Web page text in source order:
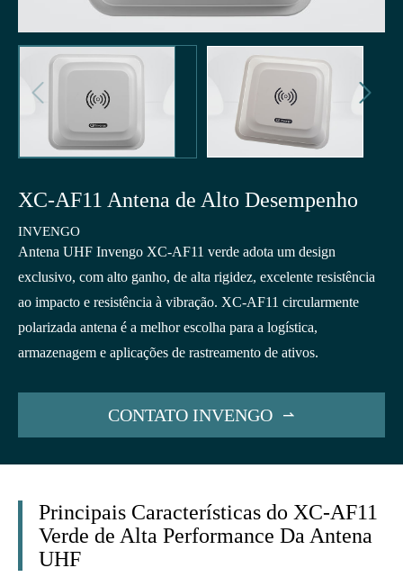
 
XC-AF11 Antena de Alto Desempenho
INVENGO
Antena UHF Invengo XC-AF11 verde adota um design
exclusivo, com alto ganho, de alta rigidez, excelente resistência
ao impacto e resistência à vibração. XC-AF11 circularmente
polarizada antena é a melhor escolha para a logística,
armazenagem e aplicações de rastreamento de ativos.
CONTATO INVENGO 
Principais Características do XC-AF11
Verde de Alta Performance Da Antena
UHF